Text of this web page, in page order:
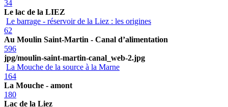
34
Le lac de la LIEZ
Le barrage - réservoir de la Liez : les origines
62
Au Moulin Saint-Martin - Canal d’alimentation
596
jpg/moulin-saint-martin-canal_web-2.jpg
La Mouche de la source à la Marne
164
La Mouche - amont
180
Lac de la Liez